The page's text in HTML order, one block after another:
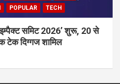
POPULAR TECH
समिट 2026’ शुरू, 20 से
टेक दिग्गज शामिल